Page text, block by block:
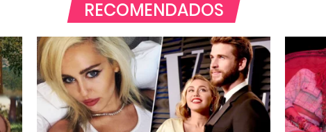
RECOMENDADOS